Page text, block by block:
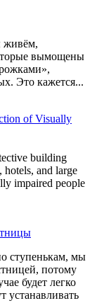
живём,
вымощены
Это кажется...
of Visually
building
hotels, and large
impaired people
ступенькам, мы
потому
будет легко
устанавливать